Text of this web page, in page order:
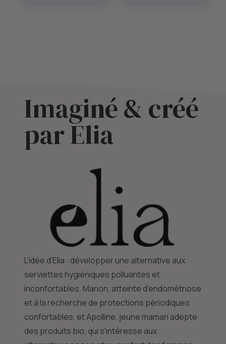
Imaginé & créé
par Elia
L'idée d'Elia : développer une alternative aux
serviettes hygiéniques polluantes et
inconfortables. Marion, atteinte d'endométriose
et à la recherche de protections périodiques
confortables, et Apolline, jeune maman adepte
des produits bio, qui s'intéresse aux